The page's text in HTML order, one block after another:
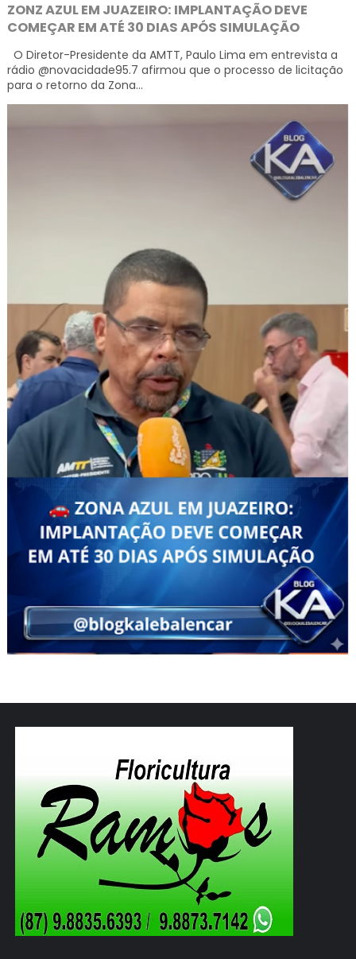
ZONZ AZUL EM JUAZEIRO: IMPLANTAÇÃO DEVE
COMEÇAR EM ATÉ 30 DIAS APÓS SIMULAÇÃO
O Diretor-Presidente da AMTT, Paulo Lima em entrevista a
rádio @novacidade95.7 afirmou que o processo de licitação
para o retorno da Zona...